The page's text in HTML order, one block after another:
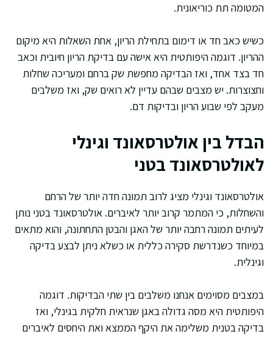
המטומה תת כוריאונית.
כשיש כאב חד או דימום בתחילת הריון, אחת השאלות היא מיקום
ההריון. דוגמה היפותטית היא אישה עם בדיקת הריון חיובית וכאב
חד בצד אחד, ואז הבדיקה מחפשת שק ברחם ומעריכה שחלות
וחצוצרות. יש מצבים שבהם עדיין לא רואים שק, ואז משלבים
מעקב לפי שבוע הריון ובדיקות דם.
הבדל בין אולטרסאונד וגינלי
לאולטרסאונד בטני
אולטרסאונד וגינלי מציג לרוב תמונה חדה יותר של הרחם
והשחלות, כי המתמר קרוב יותר לאיברים. אולטרסאונד בטני נותן
לעיתים תמונה רחבה יותר של האגן והבטן התחתונה, והוא מתאים
במיוחד כשנדרשת סקירה כללית או כשלא ניתן לבצע בדיקה
וגינלית.
במצבים מסוימים אנחנו משלבים בין שתי הבדיקות. דוגמה
היפותטית היא מסה גדולה באגן שנראית חלקית בגינלי, ואז
בדיקה בטנית משלימה את היקף הממצא ואת היחסים לאיברים